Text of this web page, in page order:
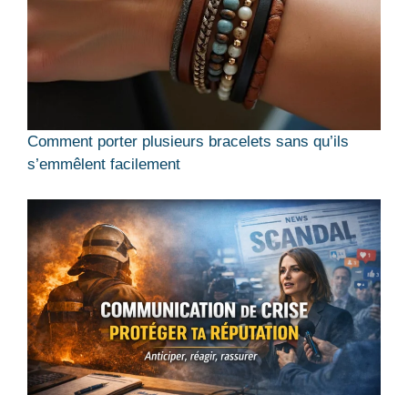
Comment porter plusieurs bracelets sans qu’ils
s’emmêlent facilement